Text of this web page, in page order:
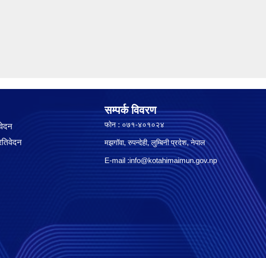
सम्पर्क विवरण
फोन : ०७१-४०१०२४
मझगॉवा, रुपन्देही, लुम्बिनी प्रदेश, नेपाल
E-mail :info@kotahimaimun.gov.np